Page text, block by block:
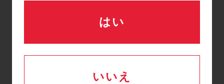
はい
いいえ
テクニカルトレーニング
はどのように申し込めば